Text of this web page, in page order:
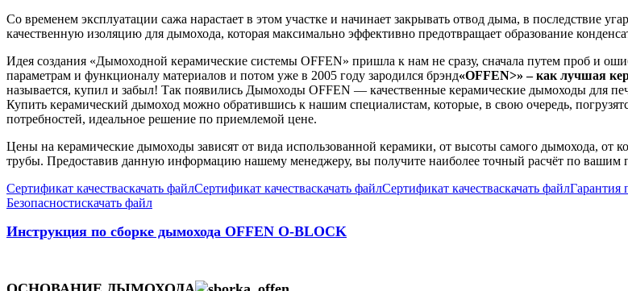
Со временем эксплуатации сажа нарастает в этом участке и начинает закрывать отвод дыма, в последствие
качественную изоляцию для дымохода, которая максимально эффективно предотвращает образование
Идея создания «Дымоходной керамические системы OFFEN» пришла к нам не сразу, сначала путем проб и
параметрам и функционалу материалов и потом уже в 2005 году зародился брэнд«OFFEN>» – как лучшая
называется, купил и забыл! Так появились Дымоходы OFFEN — качественные керамические дымоходы для
Купить керамический дымоход можно обратившись к нашим специалистам, которые, в свою очередь,
потребностей, идеальное решение по приемлемой цене.
Цены на керамические дымоходы зависят от вида использованной керамики, от высоты самого дымохода, от
трубы. Предоставив данную информацию нашему менеджеру, вы получите наиболее точный расчёт по вашим
Сертификат качестваскачать файлСертификат качестваскачать файлСертификат качестваскачать файлГарантия
Безопасностискачать файл
Инструкция по сборке дымохода OFFEN O-BLOCK